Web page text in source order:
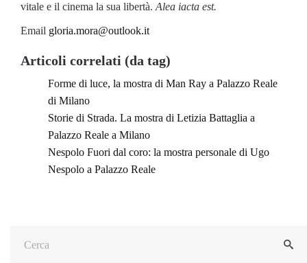
vitale e il cinema la sua libertà. Alea iacta est.
Email gloria.mora@outlook.it
Articoli correlati (da tag)
Forme di luce, la mostra di Man Ray a Palazzo Reale
di Milano
Storie di Strada. La mostra di Letizia Battaglia a
Palazzo Reale a Milano
Nespolo Fuori dal coro: la mostra personale di Ugo
Nespolo a Palazzo Reale